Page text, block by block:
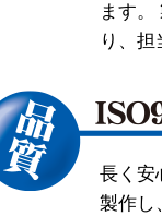
ます
り、担
長く安
製作し